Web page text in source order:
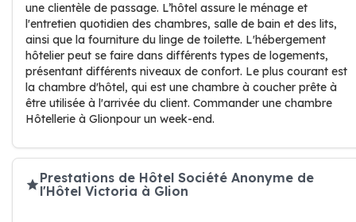
une clientèle de passage. L’hôtel assure le ménage et
l'entretien quotidien des chambres, salle de bain et des lits,
ainsi que la fourniture du linge de toilette. L'hébergement
hôtelier peut se faire dans différents types de logements,
présentant différents niveaux de confort. Le plus courant est
la chambre d'hôtel, qui est une chambre à coucher prête à
être utilisée à l'arrivée du client. Commander une chambre
Hôtellerie à Glionpour un week-end.
Prestations de Hôtel Société Anonyme de
l'Hôtel Victoria à Glion